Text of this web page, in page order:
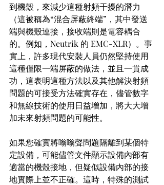
到機殼，來減少這種射頻干擾的潛力
（這被稱為“混合屏蔽終端”，其中發送
端與機殼連接，接收端則是電容耦合
的。例如，Neutrik 的 EMC-XLR）。事
實上，許多現代安裝人員仍然堅持使用
這種僅限一端屏蔽的做法，並且一貫成
功，這表明這種方法以及其他解決射頻
問題的可接受方法確實存在，儘管數字
和無線技術的使用日益增加，將大大增
加未來射頻問題的可能性。
如果您確實將嗡嗡聲問題隔離到某個特
定設備，可能儘管文件顯示設備內部有
適當的機殼接地，但疑似設備內部的接
地實際上並不正確。這時，特殊的測試